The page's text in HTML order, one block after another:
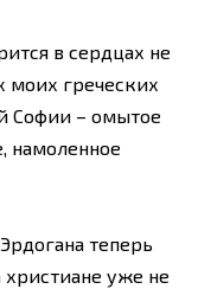
в сердцах не
моих греческих
Софии – омытое
намоленное
теперь
христиане уже не